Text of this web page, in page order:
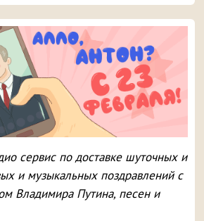
сервис по доставке шуточных и
и музыкальных поздравлений с
Владимира Путина, песен и